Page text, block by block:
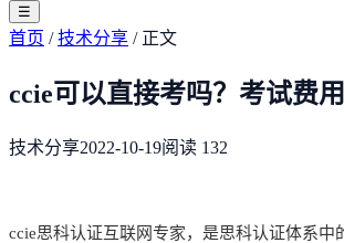
☰
首页 /技术分享 / 正文
ccie可以直接考吗？考试费用
技术分享2022-10-19阅读 132
ccie思科认证互联网专家，是思科认证体系中